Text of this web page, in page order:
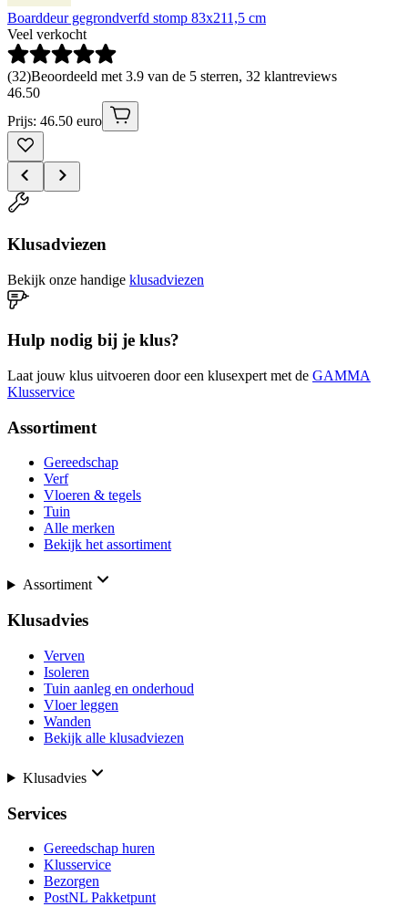
Boarddeur gegrondverfd stomp 83x211,5 cm
Veel verkocht
(32)Beoordeeld met 3.9 van de 5 sterren, 32 klantreviews
46.50
Prijs: 46.50 euro
Klusadviezen
Bekijk onze handige klusadviezen
Hulp nodig bij je klus?
Laat jouw klus uitvoeren door een klusexpert met de GAMMA
Klusservice
Assortiment
Gereedschap
Verf
Vloeren & tegels
Tuin
Alle merken
Bekijk het assortiment
Assortiment
Klusadvies
Verven
Isoleren
Tuin aanleg en onderhoud
Vloer leggen
Wanden
Bekijk alle klusadviezen
Klusadvies
Services
Gereedschap huren
Klusservice
Bezorgen
PostNL Pakketpunt